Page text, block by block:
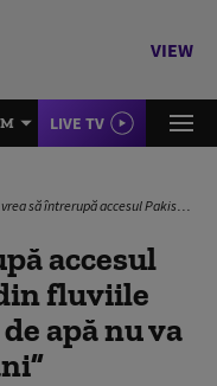
VIEW
LIVE TV
accesul Pakistanului la apa din fluviile sale. „Nicio picătură de apă nu va curge în următorii ani”
accesul
fluviile
apă nu va